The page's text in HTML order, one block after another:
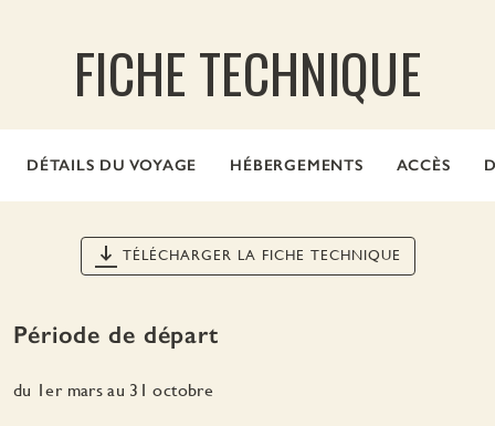
FICHE TECHNIQUE
DÉTAILS DU VOYAGE HÉBERGEMENTS ACCÈS
TÉLÉCHARGER LA FICHE TECHNIQUE
Période de départ
du 1er mars au 31 octobre